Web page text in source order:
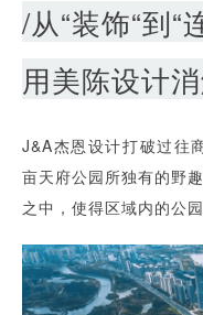
/从“装饰“到“
用美陈设计
J&A杰恩设计打破过往
亩天府公园所独有的野
之中，使得区域内的公